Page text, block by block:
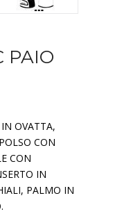
PAIO
OVATTA,
CON
CON
IN
PALMO IN